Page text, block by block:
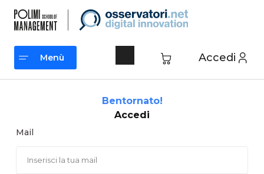
contenuto
Accedi
Menù
Bentornato!
Accedi
Mail